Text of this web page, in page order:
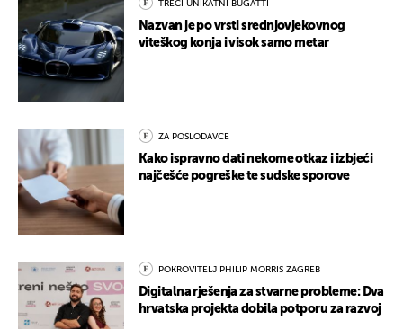
TREĆI UNIKATNI BUGATTI
Nazvan je po vrsti srednjovjekovnog
viteškog konja i visok samo metar
ZA POSLODAVCE
Kako ispravno dati nekome otkaz i izbjeći
najčešće pogreške te sudske sporove
POKROVITELJ PHILIP MORRIS ZAGREB
Digitalna rješenja za stvarne probleme: Dva
hrvatska projekta dobila potporu za razvoj